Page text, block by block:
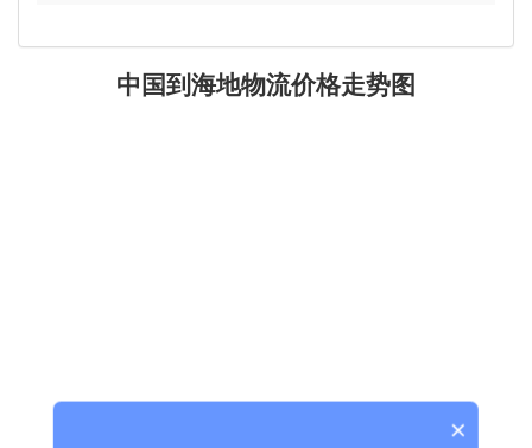
中国到海地物流价格走势图
×